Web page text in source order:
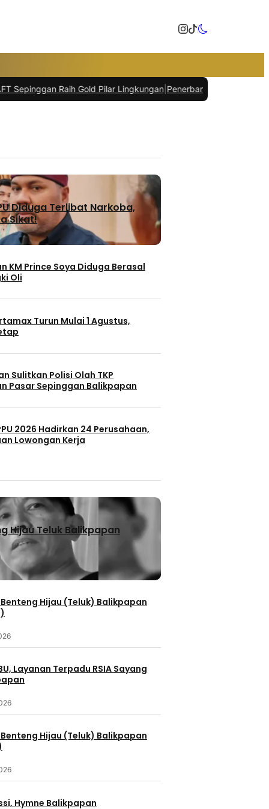
Pilar Lingkungan|Penerbangan di Balikpapan Tak Terdampak
Diduga Terlibat Narkoba,
Sikat!
KM Prince Soya Diduga Berasal
Oli
Turun Mulai 1 Agustus,
Sulitkan Polisi Olah TKP
Pasar Sepinggan Balikpapan
2026 Hadirkan 24 Perusahaan,
Lowongan Kerja
Hijau Teluk Balikpapan
Hijau (Teluk) Balikpapan
Layanan Terpadu RSIA Sayang
Hijau (Teluk) Balikpapan
Hymne Balikpapan